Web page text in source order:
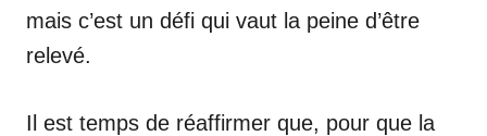
mais c’est un défi qui vaut la peine d’être
relevé.
Il est temps de réaffirmer que, pour que la